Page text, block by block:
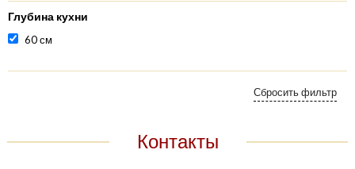
Глубина кухни
60 см
Контакты